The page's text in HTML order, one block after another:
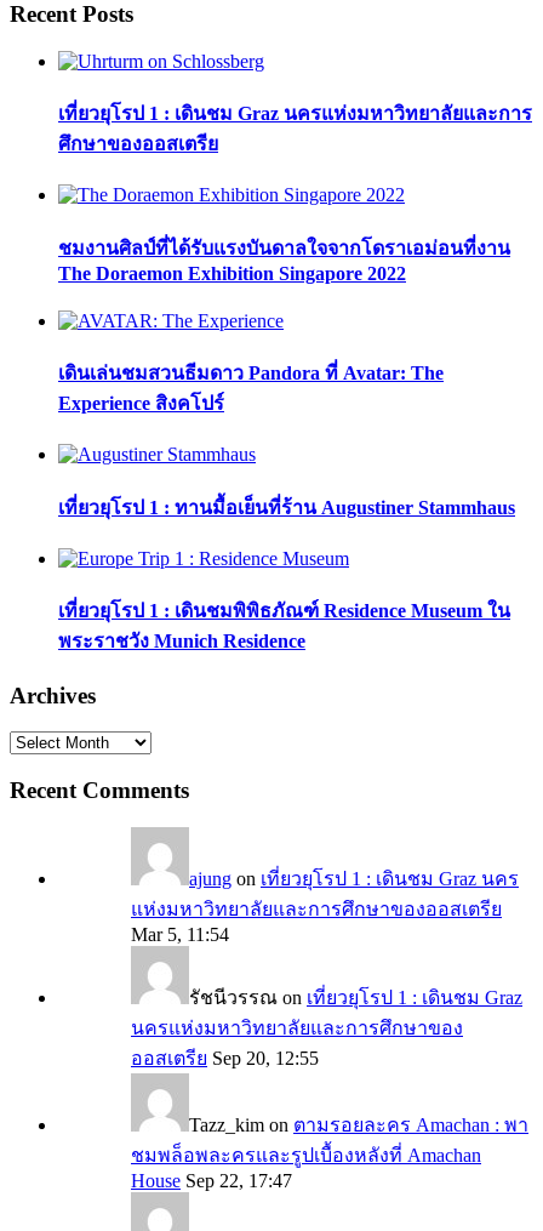
Recent Posts
เที่ยวยุโรป 1 : เดินชม Graz นครแห่งมหาวิทยาลัยและการ
ศึกษาของออสเตรีย
ชมงานศิลป์ที่ได้รับแรงบันดาลใจจากโดราเอม่อนที่งาน
The Doraemon Exhibition Singapore 2022
เดินเล่นชมสวนธีมดาว Pandora ที่ Avatar: The
Experience สิงคโปร์
เที่ยวยุโรป 1 : ทานมื้อเย็นที่ร้าน Augustiner Stammhaus
เที่ยวยุโรป 1 : เดินชมพิพิธภัณฑ์ Residence Museum ใน
พระราชวัง Munich Residence
Archives
Archives
Recent Comments
ajung on เที่ยวยุโรป 1 : เดินชม Graz นคร
แห่งมหาวิทยาลัยและการศึกษาของออสเตรีย
Mar 5, 11:54
รัชนีวรรณ on เที่ยวยุโรป 1 : เดินชม Graz
นครแห่งมหาวิทยาลัยและการศึกษาของ
ออสเตรีย Sep 20, 12:55
Tazz_kim on ตามรอยละคร Amachan : พา
ชมพล็อพละครและรูปเบื้องหลังที่ Amachan
House Sep 22, 17:47